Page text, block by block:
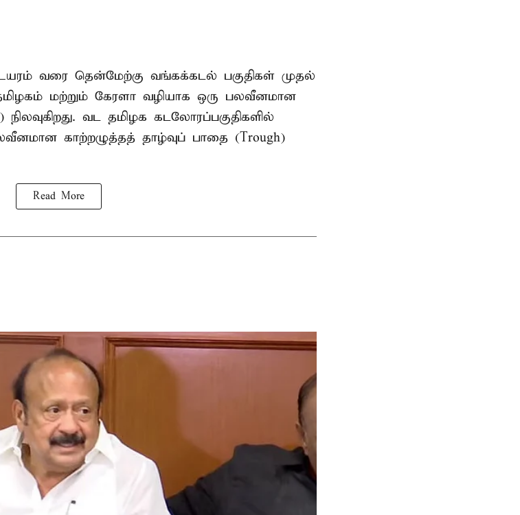
உயரம் வரை தென்மேற்கு வங்கக்கடல் பகுதிகள் முதல்
மற்றும் கேரளா வழியாக ஒரு பலவீனமான
வட தமிழக கடலோரப்பகுதிகளில்
காற்றழுத்தத் தாழ்வுப் பாதை (Trough)
Read More